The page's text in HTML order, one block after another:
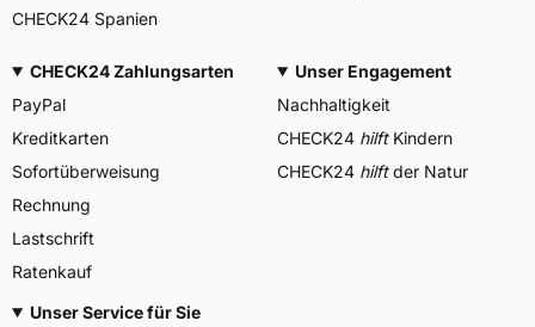
CHECK24 Spanien
CHECK24 Zahlungsarten
PayPal
Kreditkarten
Sofortüberweisung
Rechnung
Lastschrift
Ratenkauf
Unser Engagement
Nachhaltigkeit
CHECK24 hilftKindern
CHECK24 hilftder Natur
Unser Service für Sie